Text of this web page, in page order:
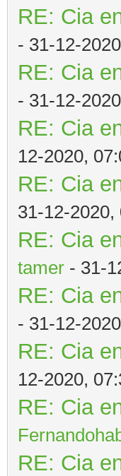
RE: Cia
- 31-12-
RE: Cia
- 31-12-
RE: Cia
12-2020,
RE: Cia
31-12-2020,
RE: Cia
tamer - 31-
RE: Cia
- 31-12-
RE: Cia
12-2020,
RE: Cia
RE: Cia